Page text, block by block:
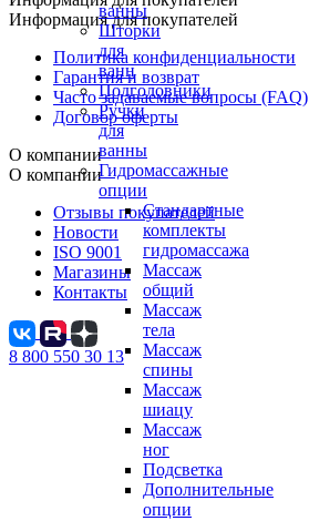
ванны
Шторки
для
ванн
Подголовники
Ручки
для
ванны
Гидромассажные
опции
Стандартные
комплекты
гидромассажа
Массаж
общий
Массаж
тела
Массаж
спины
Массаж
шиацу
Массаж
ног
Подсветка
Дополнительные
опции
Информация для покупателей
Политика конфиденциальности
Гарантия и возврат
Часто задаваемые вопросы (FAQ)
Договор оферты
О компании
О компании
Отзывы покупателей
Новости
ISO 9001
Магазины
Контакты
8 800 550 30 13